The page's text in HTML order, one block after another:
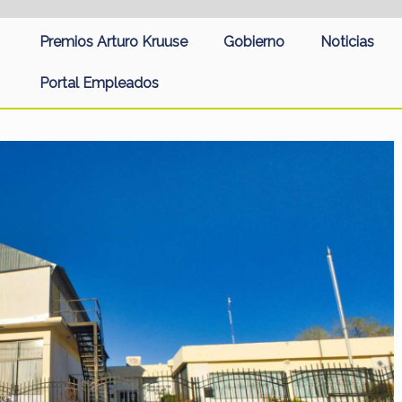
Premios Arturo Kruuse Gobierno Noticias
Portal Empleados